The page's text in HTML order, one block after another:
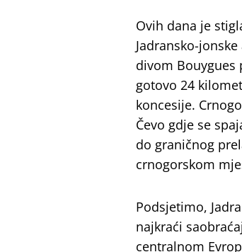
Ovih dana je
Jadransko-
divom
gotovo 24
koncesije.
Čevo gdje se
do graničnog
crnogorskom
Podsjetimo,
najkraći
centralnom